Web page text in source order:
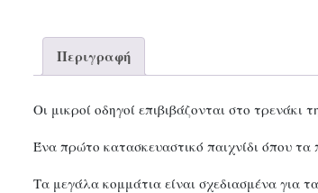
Περιγραφή
Οι μικροί οδηγοί επιβιβάζονται στο τρενάκι
Ένα πρώτο κατασκευαστικό παιχνίδι όπου τα
Τα μεγάλα κομμάτια είναι σχεδιασμένα για